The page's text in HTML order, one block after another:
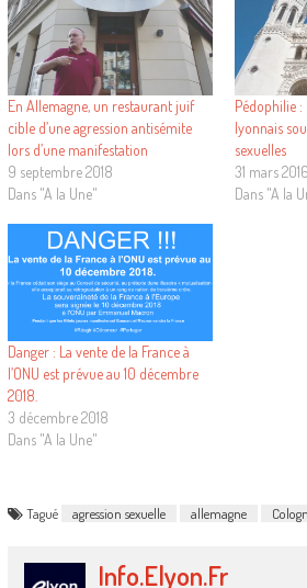
En Allemagne, un restaurant juif
cible d’une agression antisémite
lors d’une manifestation
9 septembre 2018
Dans "A la Une"
Pédophilie
lyonnais
sexuelles
31 mars 2016
Dans "A la
Danger : La vente de la France à
l’ONU est prévue au 10 décembre
2018.
3 décembre 2018
Dans "A la Une"
Tagué agression sexuelle allemagne
Info.elyon.fr